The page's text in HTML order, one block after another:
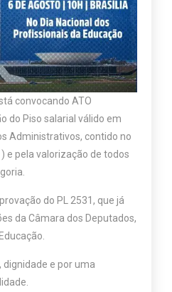
convocando ATO
do Piso salarial válido em
Administrativos, contido no
e pela valorização de todos
do PL 2531, que já
da Câmara dos Deputados,
dignidade e por uma